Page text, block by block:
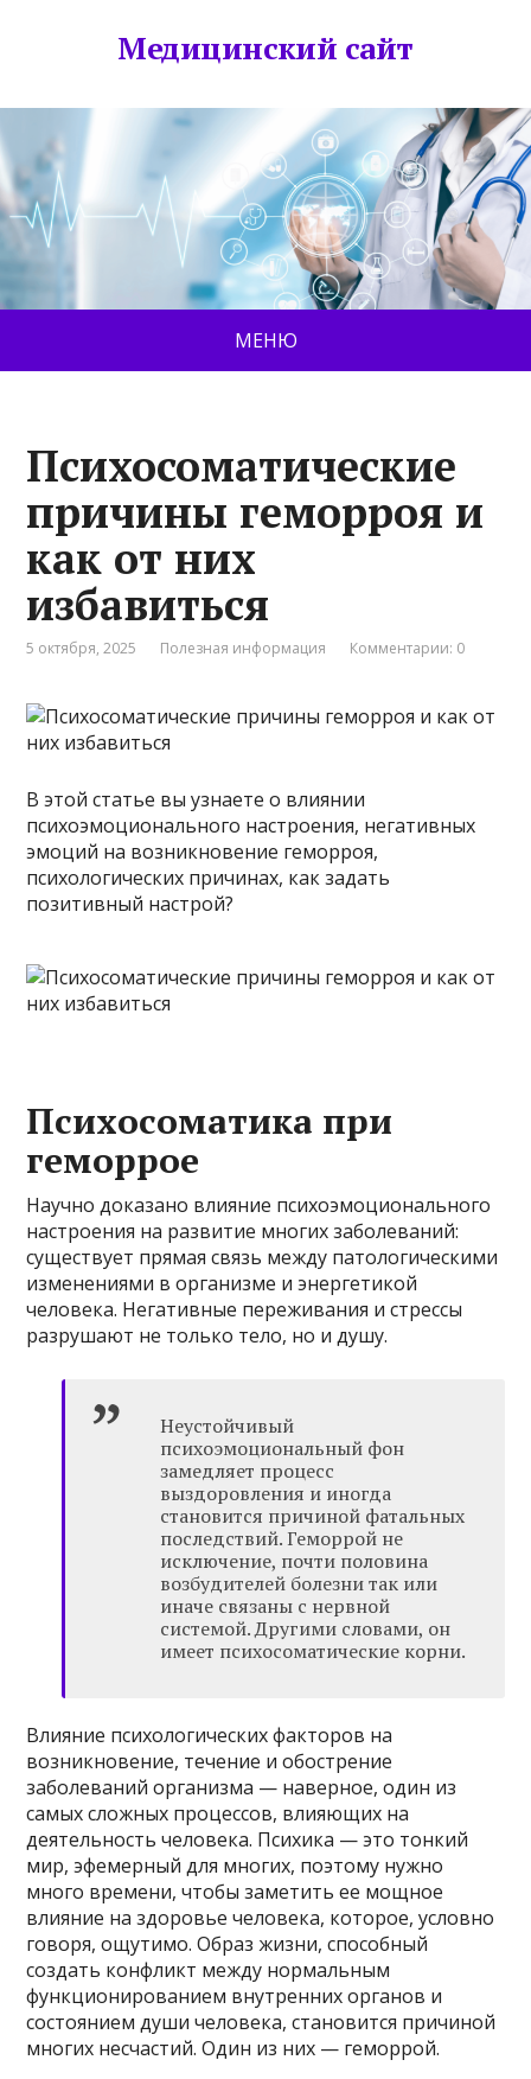
Медицинский сайт
МЕНЮ
Психосоматические
причины геморроя и
как от них
избавиться
5 октября, 2025 Полезная информация Комментарии: 0
В этой статье вы узнаете о влиянии
психоэмоционального настроения, негативных
эмоций на возникновение геморроя,
психологических причинах, как задать
позитивный настрой?
Психосоматика при
геморрое
Научно доказано влияние психоэмоционального
настроения на развитие многих заболеваний:
существует прямая связь между патологическими
изменениями в организме и энергетикой
человека. Негативные переживания и стрессы
разрушают не только тело, но и душу.
Неустойчивый
психоэмоциональный фон
замедляет процесс
выздоровления и иногда
становится причиной фатальных
последствий. Геморрой не
исключение, почти половина
возбудителей болезни так или
иначе связаны с нервной
системой. Другими словами, он
имеет психосоматические корни.
Влияние психологических факторов на
возникновение, течение и обострение
заболеваний организма — наверное, один из
самых сложных процессов, влияющих на
деятельность человека. Психика — это тонкий
мир, эфемерный для многих, поэтому нужно
много времени, чтобы заметить ее мощное
влияние на здоровье человека, которое, условно
говоря, ощутимо. Образ жизни, способный
создать конфликт между нормальным
функционированием внутренних органов и
состоянием души человека, становится причиной
многих несчастий. Один из них — геморрой.